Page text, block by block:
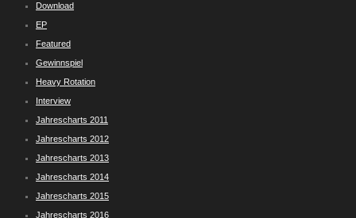
Download
EP
Featured
Gewinnspiel
Heavy Rotation
Interview
Jahrescharts 2011
Jahrescharts 2012
Jahrescharts 2013
Jahrescharts 2014
Jahrescharts 2015
Jahrescharts 2016